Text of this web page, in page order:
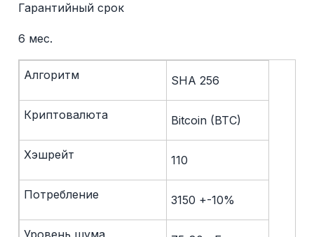
Гарантийный срок
6 мес.
Алгоритм SHA 256
Криптовалюта Bitcoin (BTC)
Хэшрейт 110
Потребление 3150 +-10%